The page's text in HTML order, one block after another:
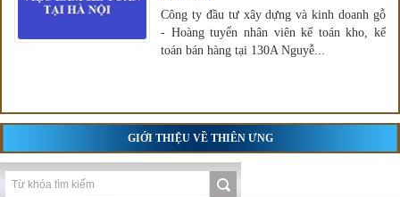
Công ty đầu tư xây dựng và kinh doanh gỗ
- Hoàng tuyển nhân viên kế toán kho, kế
toán bán hàng tại 130A Nguyễ...
GIỚI THIỆU VỀ THIÊN ƯNG